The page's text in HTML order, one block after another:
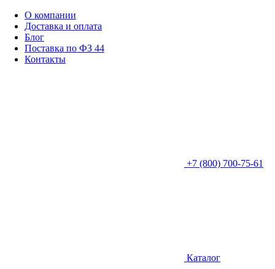
О компании
Доставка и оплата
Блог
Поставка по ФЗ 44
Контакты
+7 (800) 700-75-61
Каталог